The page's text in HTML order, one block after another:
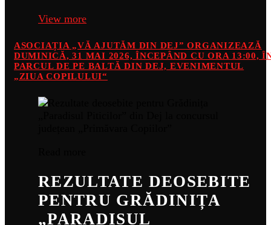
View more
ASOCIAȚIA „VĂ AJUTĂM DIN DEJ” ORGANIZEAZĂ
DUMINICĂ, 31 MAI 2026, ÎNCEPÂND CU ORA 13:00,
PARCUL DE PE BALTĂ DIN DEJ, EVENIMENTUL
„ZIUA COPILULUI“
REZULTATE DEOSEBITE
PENTRU GRĂDINIȚA
„PARADISUL